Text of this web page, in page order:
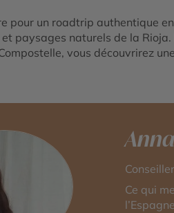
pour un roadtrip authentique
paysages naturels de la
vous découvrirez
Anna
Ce qui